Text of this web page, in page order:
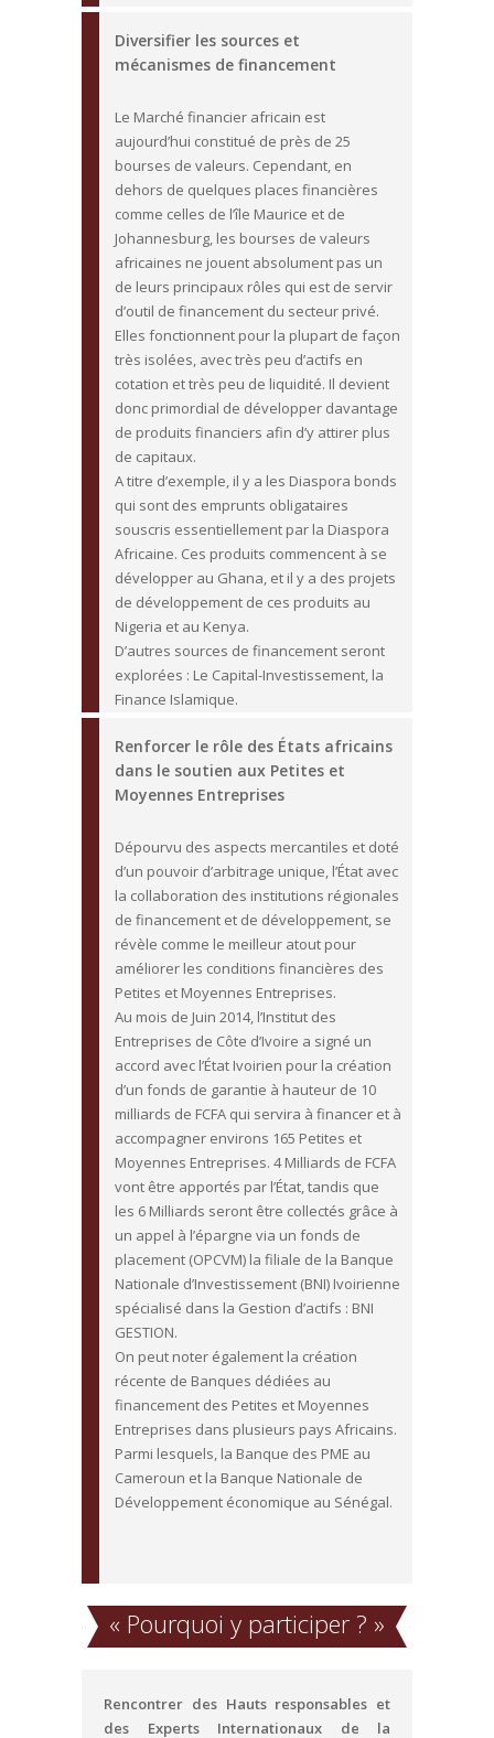
Diversifier les sources et
mécanismes de financement
Le Marché financier africain est
aujourd’hui constitué de près de 25
bourses de valeurs. Cependant, en
dehors de quelques places financières
comme celles de l’île Maurice et de
Johannesburg, les bourses de valeurs
africaines ne jouent absolument pas un
de leurs principaux rôles qui est de servir
d’outil de financement du secteur privé.
Elles fonctionnent pour la plupart de façon
très isolées, avec très peu d’actifs en
cotation et très peu de liquidité. Il devient
donc primordial de développer davantage
de produits financiers afin d’y attirer plus
de capitaux.
A titre d’exemple, il y a les Diaspora bonds
qui sont des emprunts obligataires
souscris essentiellement par la Diaspora
Africaine. Ces produits commencent à se
développer au Ghana, et il y a des projets
de développement de ces produits au
Nigeria et au Kenya.
D’autres sources de financement seront
explorées : Le Capital-Investissement, la
Finance Islamique.
Renforcer le rôle des États africains
dans le soutien aux Petites et
Moyennes Entreprises
Dépourvu des aspects mercantiles et doté
d’un pouvoir d’arbitrage unique, l’État avec
la collaboration des institutions régionales
de financement et de développement, se
révèle comme le meilleur atout pour
améliorer les conditions financières des
Petites et Moyennes Entreprises.
Au mois de Juin 2014, l’Institut des
Entreprises de Côte d’Ivoire a signé un
accord avec l’État Ivoirien pour la création
d’un fonds de garantie à hauteur de 10
milliards de FCFA qui servira à financer et à
accompagner environs 165 Petites et
Moyennes Entreprises. 4 Milliards de FCFA
vont être apportés par l’État, tandis que
les 6 Milliards seront être collectés grâce à
un appel à l’épargne via un fonds de
placement (OPCVM) la filiale de la Banque
Nationale d’Investissement (BNI) Ivoirienne
spécialisé dans la Gestion d’actifs : BNI
GESTION.
On peut noter également la création
récente de Banques dédiées au
financement des Petites et Moyennes
Entreprises dans plusieurs pays Africains.
Parmi lesquels, la Banque des PME au
Cameroun et la Banque Nationale de
Développement économique au Sénégal.
« Pourquoi y participer ? »
Rencontrer des Hauts responsables et
des Experts Internationaux de la